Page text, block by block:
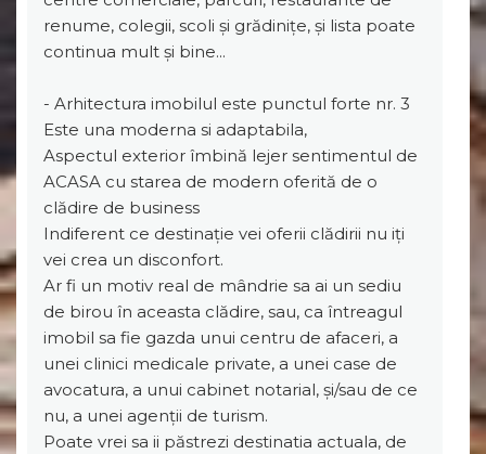
renume, colegii, scoli și grădinițe, și lista poate
continua mult și bine...
- Arhitectura imobilul este punctul forte nr. 3
Este una moderna si adaptabila,
Aspectul exterior îmbină lejer sentimentul de
ACASA cu starea de modern oferită de o
clădire de business
Indiferent ce destinație vei oferii clădirii nu iți
vei crea un disconfort.
Ar fi un motiv real de mândrie sa ai un sediu
de birou în aceasta clădire, sau, ca întreagul
imobil sa fie gazda unui centru de afaceri, a
unei clinici medicale private, a unei case de
avocatura, a unui cabinet notarial, și/sau de ce
nu, a unei agenții de turism.
Poate vrei sa ii păstrezi destinatia actuala, de